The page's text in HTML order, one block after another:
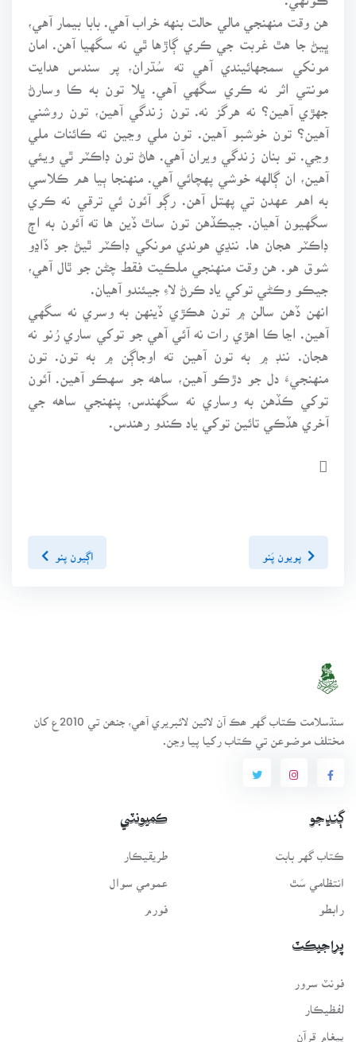
هن وقت منهنجي مالي حالت بنهه خراب آهي. بابا بيمار آهي،
ڀيڻ جا هٿ غربت جي ڪري ڳاڙها ٿي نه سگهيا آهن. امان
مونکي سمجهائيندي آهي ته سُڌران، پر سندس هدايت
مونتي اثر نه ڪري سگهي آهي. ڀلا تون به ڪا وسارڻ
جهڙي آهين؟ نه هرگز نه. تون زندگي آهين، تون روشني
آهين؟ تون خوشبو آهين. تون ملي وڃين ته ڪائنات ملي
وڃي. تو بنان زندگي ويران آهي. هاڻ تون ڊاڪٽر ٿي ويئي
آهين، ان ڳالهه خوشي پهچائي آهي. منهنجا ٻيا هم ڪلاسي
به اهم عهدن تي پهتل آهن. رڳو آئون ئي ترقي نه ڪري
سگهيون آهيان. جيڪڏهن تون ساٿ ڏين ها ته آئون به اڄ
ڊاڪٽر هجان ها. ننڍي هوندي مونکي ڊاڪٽر ٿيڻ جو ڏاڍو
شوق هو. هن وقت منهنجي ملڪيت فقط چڻن جو ٿال آهي،
جيڪو وڪڻي توکي ياد ڪرڻ لاءِ جيئندو آهيان.
انهن ڏهن سالن ۾ تون هڪڙي ڏينهن به وسري نه سگهي
آهين. اڃا ڪا اهڙي رات نه آئي آهي جو توکي ساري رُنو نه
هجان. ننڊ ۾ به تون آهين ته اوجاڳن ۾ به تون. تون
منهنجيءَ دل جو دڙڪو آهين، ساهه جو سهڪو آهين. آئون
توکي ڪڏهن به وساري نه سگهندس، پنهنجي ساهه جي
آخري هڏڪي تائين توکي ياد ڪندو رهندس.

پويون پَنو اڳيون پنو
سنڌسلامت ڪتاب گهر ھڪ آن لائين لائبريري آھي، جنھن تي 2010ع کان
مختلف موضوعن تي ڪتاب رکيا پيا وڃن.
ڳنڍجو
ڪتاب گهر بابت
انتظامي سَٿ
رابطو
ڪميونٽي
طريقيڪار
عمومي سوال
فورم
پراجيڪٽ
لفظيڪار
پيغامِ قرآن